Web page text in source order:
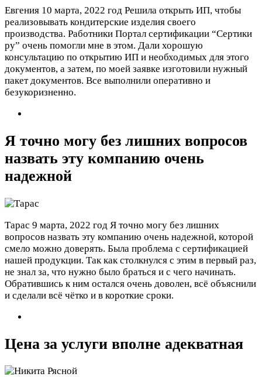
Евгения 10 марта, 2022 год Решила открыть ИП, чтобы
реализовывать кондитерские изделия своего
производства. Работники Портал сертификации “Сертики
ру” очень помогли мне в этом. Дали хорошую
консультацию по открытию ИП и необходимых для этого
документов, а затем, по моей заявке изготовили нужный
пакет документов. Все выполнили оперативно и
безукоризненно.
Я точно могу без лишних вопросов
назвать эту компанию очень
надежной
Тарас 9 марта, 2022 год Я точно могу без лишних
вопросов назвать эту компанию очень надежной, которой
смело можно доверять. Была проблема с сертификацией
нашей продукции. Так как столкнулся с этим в первый раз,
не знал за, что нужно было браться и с чего начинать.
Обратившись к ним остался очень доволен, всё объяснили
и сделали всё чётко и в короткие сроки.
Цена за услуги вполне адекватная